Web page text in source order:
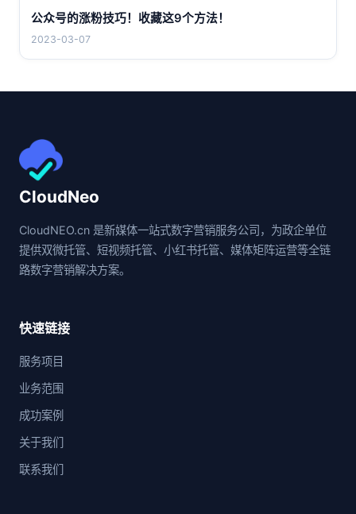
公众号的涨粉技巧！收藏这9个方法！
2023-03-07
CloudNeo
CloudNEO.cn 是新媒体一站式数字营销服务公司，为政企单位
提供双微托管、短视频托管、小红书托管、媒体矩阵运营等全链
路数字营销解决方案。
快速链接
服务项目
业务范围
成功案例
关于我们
联系我们